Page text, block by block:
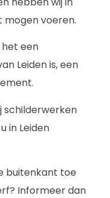
mogen voeren.
een
Leiden is, een
schilderwerken
in Leiden
buitenkant toe
Informeer dan